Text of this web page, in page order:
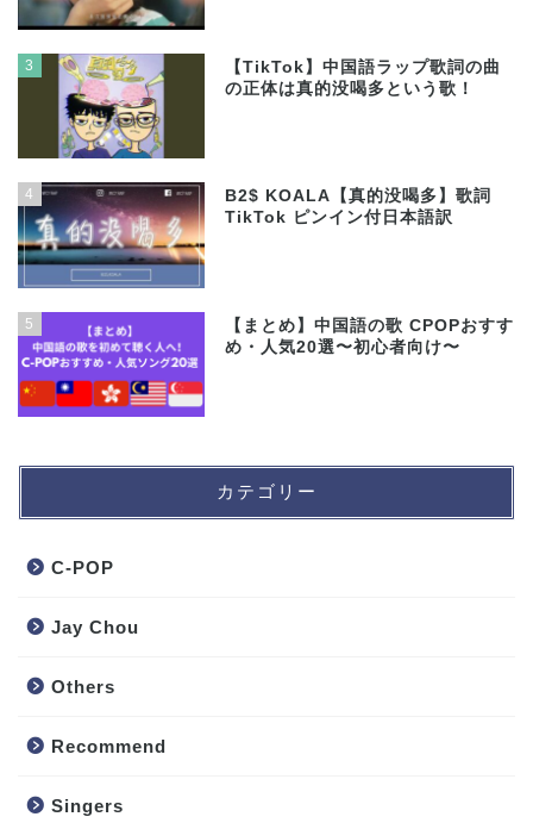
3
【TikTok】中国語ラップ歌詞の曲
の正体は真的没喝多という歌！
4
B2$ KOALA【真的没喝多】歌詞
TikTok ピンイン付日本語訳
5
【まとめ】中国語の歌 CPOPおすす
め・人気20選〜初心者向け〜
カテゴリー
C-POP
Jay Chou
Others
Recommend
Singers